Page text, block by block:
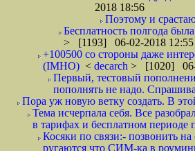
2018 18:56
Поэтому и
Бесплатность полгода
> [1193] 06-02-2018 12:55
+100500 со стороны даже
(IMHO) < decarch > [1020] 06-
Первый, тестовый
пополнять не надо.
Пора уж новую ветку создать. В
Тема исчерпала себя. Все
в тарифах и бесплатном периоде
Косяки по связи:- позвонить
ругаются что СИМ-ка в